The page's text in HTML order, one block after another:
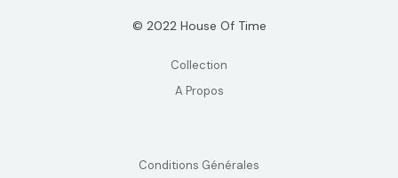
© 2022 House Of Time
Collection
A Propos
Conditions Générales